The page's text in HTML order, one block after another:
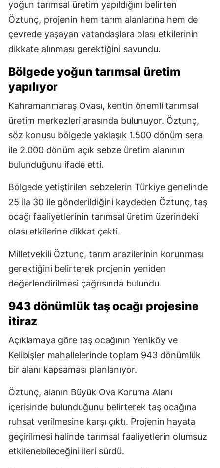
yoğun tarımsal üretim yapıldığını belirten
Öztunç, projenin hem tarım alanlarına hem de
çevrede yaşayan vatandaşlara olası etkilerinin
dikkate alınması gerektiğini savundu.
Bölgede yoğun tarımsal üretim
yapılıyor
Kahramanmaraş Ovası, kentin önemli tarımsal
üretim merkezleri arasında bulunuyor. Öztunç,
söz konusu bölgede yaklaşık 1.500 dönüm sera
ile 2.000 dönüm açık sebze üretim alanının
bulunduğunu ifade etti.
Bölgede yetiştirilen sebzelerin Türkiye genelinde
25 ila 30 ile gönderildiğini kaydeden Öztunç, taş
ocağı faaliyetlerinin tarımsal üretim üzerindeki
olası etkilerine dikkat çekti.
Milletvekili Öztunç, tarım arazilerinin korunması
gerektiğini belirterek projenin yeniden
değerlendirilmesi çağrısında bulundu.
943 dönümlük taş ocağı projesine
itiraz
Açıklamaya göre taş ocağının Yeniköy ve
Kelibişler mahallelerinde toplam 943 dönümlük
bir alanı kapsaması planlanıyor.
Öztunç, alanın Büyük Ova Koruma Alanı
içerisinde bulunduğunu belirterek taş ocağına
ruhsat verilmesine karşı çıktı. Projenin hayata
geçirilmesi halinde tarımsal faaliyetlerin olumsuz
etkilenebileceğini ileri sürdü.